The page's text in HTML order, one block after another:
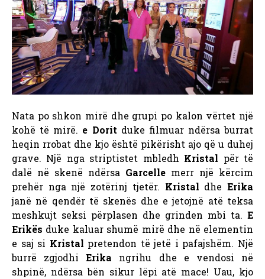
Nata po shkon mirë dhe grupi po kalon vërtet një
kohë të mirë. e Doritduke filmuar ndërsa burrat
heqin rrobat dhe kjo është pikërisht ajo që u duhej
grave. Një nga striptistet mbledh Kristal për të
dalë në skenë ndërsa Garcelle merr një kërcim
prehër nga një zotërinj tjetër. Kristal dheErika
janë në qendër të skenës dhe e jetojnë atë teksa
meshkujt seksi përplasen dhe grinden mbi ta. E
Erikës duke kaluar shumë mirë dhe në elementin
e saj si Kristal pretendon të jetë i pafajshëm. Një
burrë zgjodhiErika ngrihu dhe e vendosi në
shpinë, ndërsa bën sikur lëpi atë mace! Uau, kjo